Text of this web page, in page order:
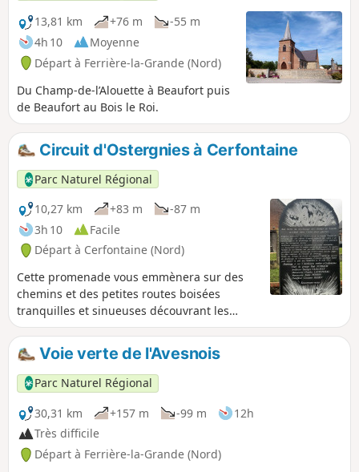
13,81 km
+76 m
-55 m
4h 10
Moyenne
Départ à Ferrière-la-Grande (Nord)
Du Champ-de-l’Alouette à Beaufort puis
de Beaufort au Bois le Roi.
Circuit d'Ostergnies à Cerfontaine
Parc Naturel Régional
10,27 km
+83 m
-87 m
3h 10
Facile
Départ à Cerfontaine (Nord)
Cette promenade vous emmènera sur des
chemins et des petites routes boisées
tranquilles et sinueuses découvrant les
villages de l’Avesnois nichés dans des creux
de vallons.
Voie verte de l'Avesnois
Parc Naturel Régional
30,31 km
+157 m -99 m
12h
Très difficile
Départ à Ferrière-la-Grande (Nord)